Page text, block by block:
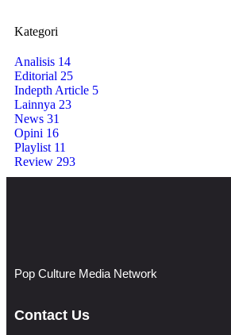
Kategori
Analisis 14
Editorial 25
Indepth Article 5
Lainnya 23
News 31
Opini 16
Playlist 11
Review 293
Pop Culture Media Network
Contact Us